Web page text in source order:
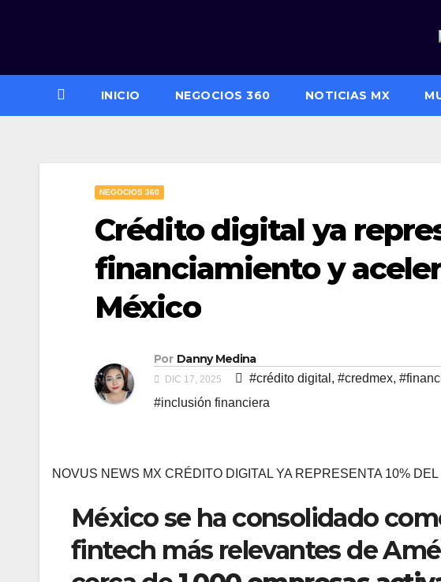
INICIO NEGOCIOS 360 NOTICIAS MX
NEGOCIOS 360
Crédito digital ya
financiamiento y
México
Por Danny Medina
DIC 17, 2025 #crédito digital , #credmex,
#inclusión financiera
NOVUS NEWS MX CRÉDITO DIGITAL YA REPRESENTA 10%
México se ha consolidado
fintech más relevantes de